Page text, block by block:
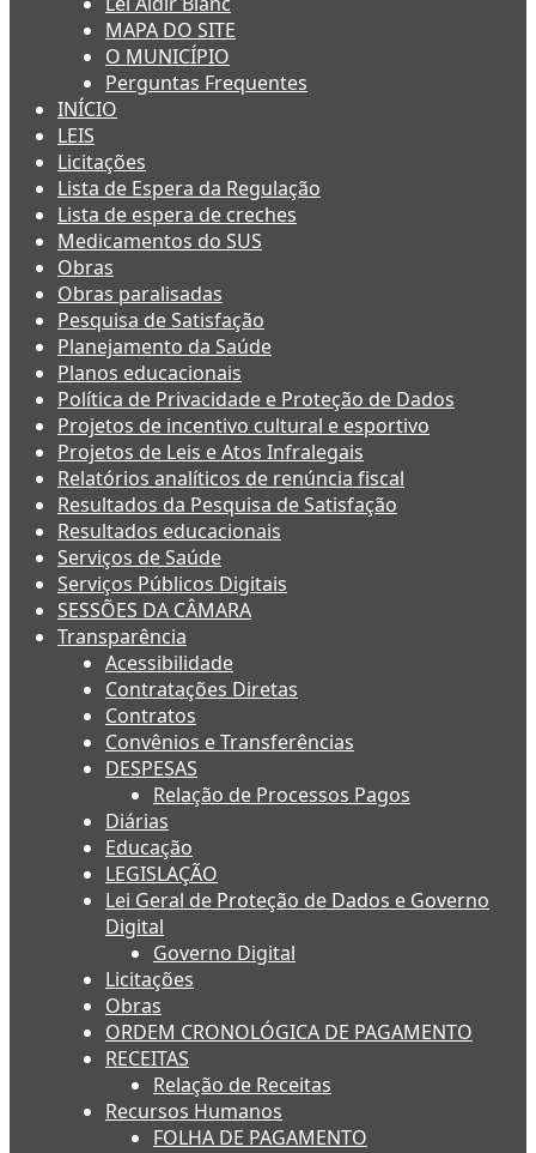
MAPA DO SITE
O MUNICÍPIO
Perguntas Frequentes
INÍCIO
LEIS
Licitações
Lista de Espera da Regulação
Lista de espera de creches
Medicamentos do SUS
Obras
Obras paralisadas
Pesquisa de Satisfação
Planejamento da Saúde
Planos educacionais
Política de Privacidade e Proteção de Dados
Projetos de incentivo cultural e esportivo
Projetos de Leis e Atos Infralegais
Relatórios analíticos de renúncia fiscal
Resultados da Pesquisa de Satisfação
Resultados educacionais
Serviços de Saúde
Serviços Públicos Digitais
SESSÕES DA CÂMARA
Transparência
Acessibilidade
Contratações Diretas
Contratos
Convênios e Transferências
DESPESAS
Relação de Processos Pagos
Diárias
Educação
LEGISLAÇÃO
Lei Geral de Proteção de Dados e Governo
Digital
Governo Digital
Licitações
Obras
ORDEM CRONOLÓGICA DE PAGAMENTO
RECEITAS
Relação de Receitas
Recursos Humanos
FOLHA DE PAGAMENTO